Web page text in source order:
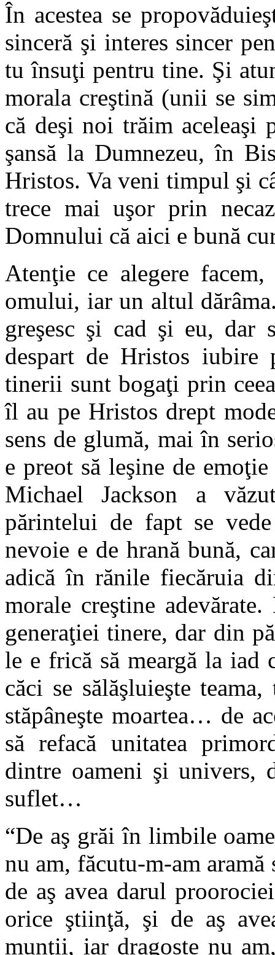
În acestea se
sinceră şi interes sincer
tu însuţi pentru tine. Şi
morala creştină (unii se
că deşi noi trăim aceleaşi
şansă la Dumnezeu, în
Hristos. Va veni timpul şi
trece mai uşor prin
Domnului că aici e bună
Atenţie ce alegere
omului, iar un altul
greşesc şi cad şi eu, dar
despart de Hristos
tinerii sunt bogaţi prin
îl au pe Hristos drept
sens de glumă, mai în
e preot să leşine de
Michael Jackson a
părintelui de fapt se
nevoie e de hrană bună,
adică în rănile fiecăruia
morale creştine
generaţiei tinere, dar din
le e frică să meargă la iad
căci se sălăşluieşte
stăpâneşte moartea… de
să refacă unitatea
dintre oameni şi
suflet…
“De aş grăi în limbile
nu am, făcutu-m-am
de aş avea darul
orice ştiinţă, şi de aş
munţii, iar dragoste nu